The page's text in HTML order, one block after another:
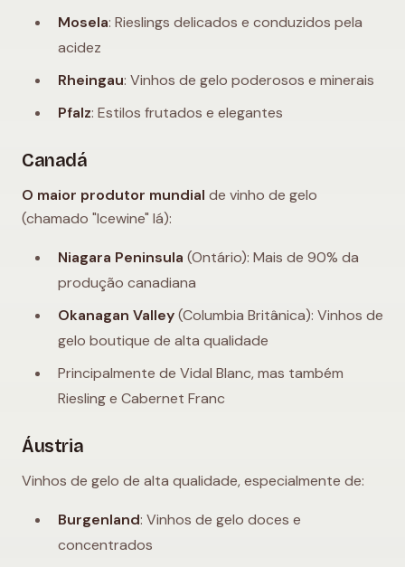
Mosela: Rieslings delicados e conduzidos pela
acidez
Rheingau: Vinhos de gelo poderosos e minerais
Pfalz: Estilos frutados e elegantes
Canadá
O maior produtor mundial de vinho de gelo
(chamado "Icewine" lá):
Niagara Peninsula (Ontário): Mais de 90% da
produção canadiana
Okanagan Valley(Columbia Britânica): Vinhos de
gelo boutique de alta qualidade
Principalmente de Vidal Blanc, mas também
Riesling e Cabernet Franc
Áustria
Vinhos de gelo de alta qualidade, especialmente de:
Burgenland: Vinhos de gelo doces e
concentrados